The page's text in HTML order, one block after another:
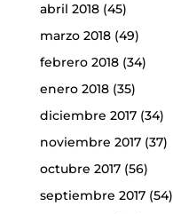
abril 2018(45)
marzo 2018(49)
febrero 2018(34)
enero 2018(35)
diciembre 2017(34)
noviembre 2017(37)
octubre 2017(56)
septiembre 2017(54)